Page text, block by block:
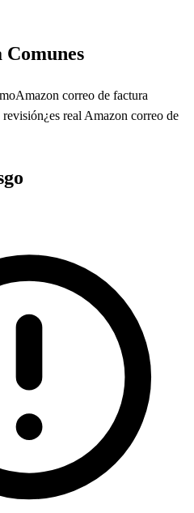
Comunes
Amazon correo de factura
revisión¿es real Amazon correo de